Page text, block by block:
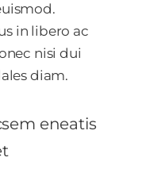
in libero ac
nisi dui
diam.
eneatis